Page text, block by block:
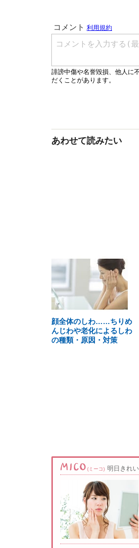
あわせて読みたい
顔全体のしわ……ちりめ
んじわや老化によるしわ
の種類・原因・対策
(ミーコ) 明日きれ